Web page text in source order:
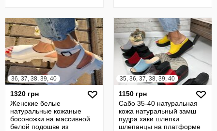
36, 37, 38, 39, 40
1320 грн
Женские белые
натуральные кожаные
босоножки на массивной
белой подошве из
35, 36, 37, 38, 39, 40
1150 грн
Сабо 35-40 натуральная
кожа натуральный замш
пудра хаки шлепки
шлепанцы на платформе